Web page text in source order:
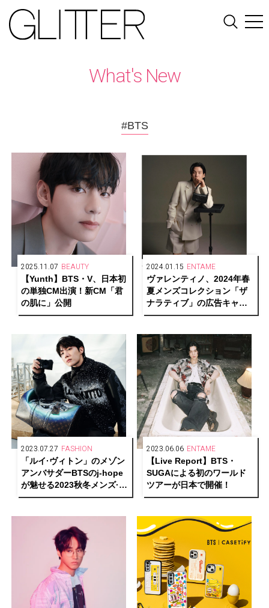
What's New
#BTS
2025.11.07 BEAUTY
【Yunth】BTS・V、日本初
の単独CM出演！新CM「君
の肌に」公開
2024.01.15 ENTAME
ヴァレンティノ、2024年春
夏メンズコレクション「ザ
ナラティブ」の広告キャン
ペーンにBTSのSUGAを起
2023.07.27 FASHION
「ルイ·ヴィトン」のメゾン
アンバサダーBTSのj-hope
が魅せる2023秋冬メンズ·コ
レクションを公開
2023.06.06 ENTAME
【Live Report】BTS・
SUGAによる初のワールド
ツアーが日本で開催！